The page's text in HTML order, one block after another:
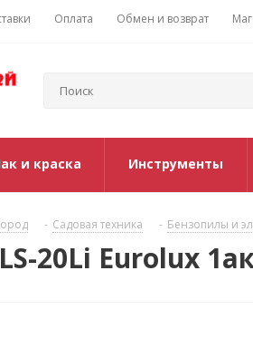
Оплата Обмен и возврат
и краска Инструменты
- Садовая техника - Бензопилы и
20Li Eurolux